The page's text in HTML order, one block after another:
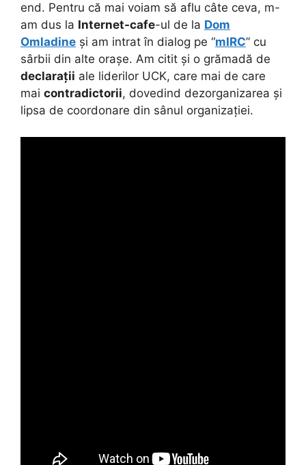
end. Pentru că mai voiam să aflu câte ceva, m-
am dus la Internet-cafe-ul de la Dom
Omladine și am intrat în dialog pe “mIRC” cu
sârbii din alte orașe. Am citit și o grămadă de
declarații ale liderilor UCK, care mai de care
mai contradictorii, dovedind dezorganizarea și
lipsa de coordonare din sânul organizației.